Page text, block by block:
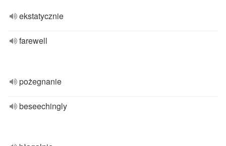
ekstatycznie
farewell
pożegnanie
beseechingly